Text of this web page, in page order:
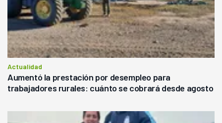
Actualidad
Aumentó la prestación por desempleo para
trabajadores rurales: cuánto se cobrará desde agosto